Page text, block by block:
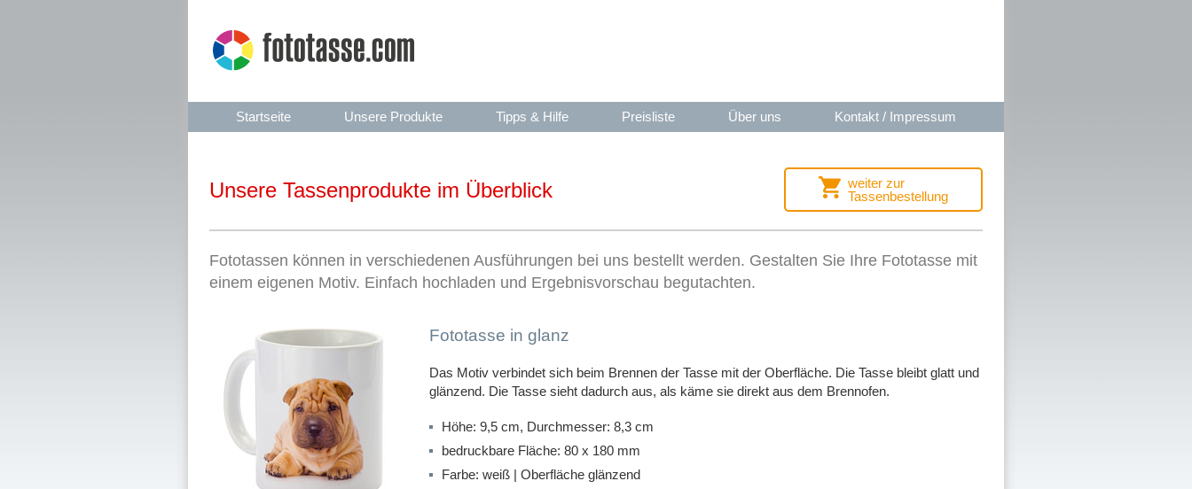
Startseite Unsere Produkte Tipps & Hilfe Preisliste Über uns Kontakt / Impressum
Unsere Tassenprodukte im Überblick
weiter zur
Tassenbestellung
Fototassen können in verschiedenen Ausführungen bei uns bestellt werden. Gestalten Sie Ihre Fototasse mit
einem eigenen Motiv. Einfach hochladen und Ergebnisvorschau begutachten.
Fototasse in glanz
Das Motiv verbindet sich beim Brennen der Tasse mit der Oberfläche. Die Tasse bleibt glatt und
glänzend. Die Tasse sieht dadurch aus, als käme sie direkt aus dem Brennofen.
Höhe: 9,5 cm, Durchmesser: 8,3 cm
bedruckbare Fläche: 80 x 180 mm
Farbe: weiß | Oberfläche glänzend